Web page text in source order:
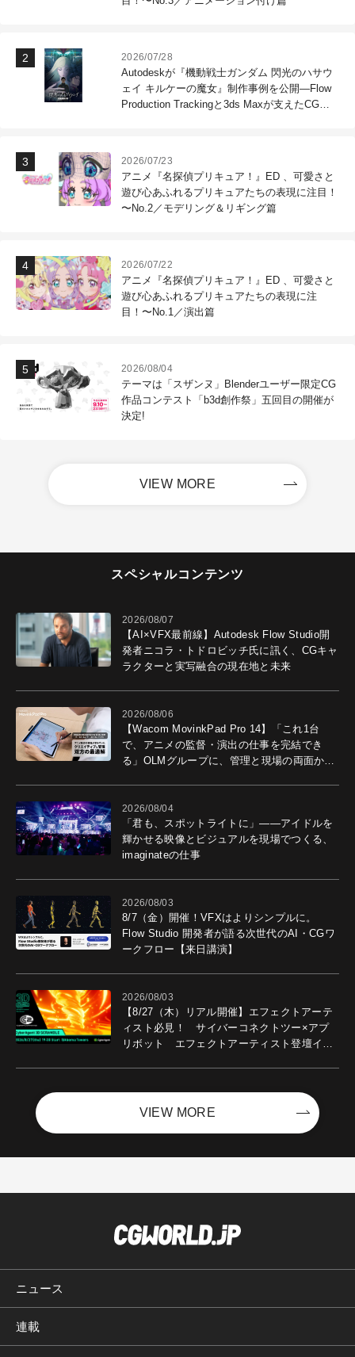
2026/07/28
Autodeskが『機動戦士ガンダム 閃光のハサウ
ェイ キルケーの魔女』制作事例を公開―Flow
Production Trackingと3ds Maxが支えたCG制
2026/07/23
アニメ『名探偵プリキュア！』ED 、可愛さと
遊び心あふれるプリキュアたちの表現に注目！
〜No.2／モデリング＆リギング篇
2026/07/22
アニメ『名探偵プリキュア！』ED 、可愛さと
遊び心あふれるプリキュアたちの表現に注
目！〜No.1／演出篇
2026/08/04
テーマは「スザンヌ」Blenderユーザー限定CG
作品コンテスト「b3d創作祭」五回目の開催が
決定!
VIEW MORE
スペシャルコンテンツ
2026/08/07
【AI×VFX最前線】Autodesk Flow Studio開
発者ニコラ・トドロビッチ氏に訊く、CGキャ
ラクターと実写融合の現在地と未来
2026/08/06
【Wacom MovinkPad Pro 14】「これ1台
で、アニメの監督・演出の仕事を完結でき
る」OLMグループに、管理と現場の両面から
2026/08/04
「君も、スポットライトに」――アイドルを
輝かせる映像とビジュアルを現場でつくる、
imaginateの仕事
2026/08/03
8/7（金）開催！VFXはよりシンプルに。
Flow Studio 開発者が語る次世代のAI・CGワ
ークフロー【来日講演】
2026/08/03
【8/27（木）リアル開催】エフェクトアーテ
ィスト必見！ サイバーコネクトツー×アプ
リボット エフェクトアーティスト登壇イベ
VIEW MORE
ニュース
連載